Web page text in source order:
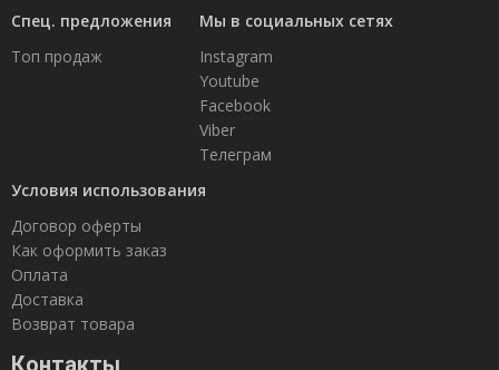
Спец. предложения
Топ продаж
Мы в социальных сетях
Instagram
Youtube
Facebook
Viber
Телеграм
Условия использования
Договор оферты
Как оформить заказ
Оплата
Доставка
Возврат товара
Контакты